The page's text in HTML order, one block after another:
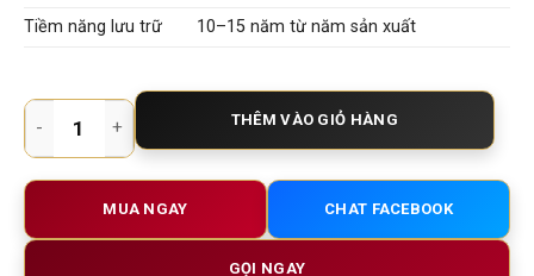
Tiềm năng lưu trữ
10–15 năm từ năm sản xuất
Rượu vang trắng Chateau Couhins Lurton Blanc 2013 –
THÊM VÀO GIỎ HÀNG
MUA NGAY CHAT FACEBOOK
GỌI NGAY